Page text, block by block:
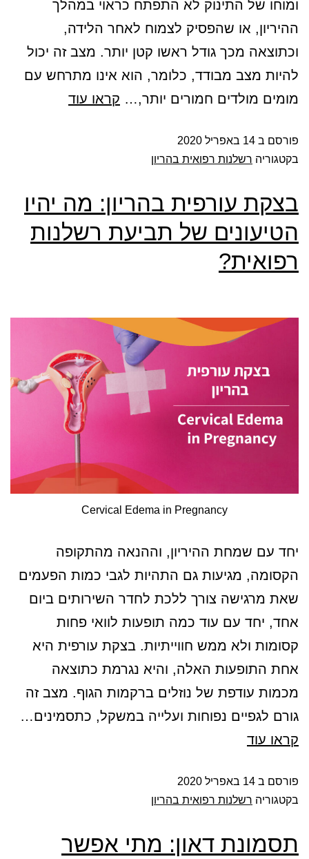
ומוחו של התינוק לא התפתח כראוי במהלך
ההיריון, או שהפסיק לצמוח לאחר הלידה,
וכתוצאה מכך גודל ראשו קטן יותר. מצב זה יכול
להיות מצב מבודד, כלומר, הוא אינו מתרחש עם
מומים מולדים חמורים יותר,… קראו עוד
פורסם ב 14 באפריל 2020
בקטגוריה רשלנות רפואית בהריון
בצקת עורפית בהריון: מה יהיו
הטיעונים של תביעת רשלנות
רפואית?
Cervical Edema in Pregnancy
יחד עם שמחת ההיריון, וההנאה מהתקופה
הקסומה, מגיעות גם התהיות לגבי כמות הפעמים
שאת מרגישה צורך ללכת לחדר השירותים ביום
אחד, יחד עם עוד כמה תופעות לוואי פחות
קסומות ולא ממש חווייתיות. בצקת עורפית היא
אחת התופעות האלה, והיא נגרמת כתוצאה
מכמות עודפת של נוזלים ברקמות הגוף. מצב זה
גורם לגפיים נפוחות ועלייה במשקל, כתסמינים…
קראו עוד
פורסם ב 14 באפריל 2020
בקטגוריה רשלנות רפואית בהריון
תסמונת דאון: מתי אפשר